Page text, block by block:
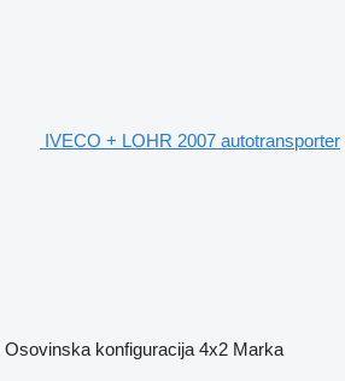
IVECO + LOHR 2007 autotransporter
Osovinska konfiguracija 4x2 Marka